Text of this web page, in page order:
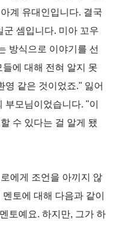
계 유대인입니다. 결국
셈입니다. 미아 꼬우
방식으로 이야기를 선
에 대해 전혀 알지 못
영 같은 것이었죠." 잃어
부모님이었습니다. "이
수 있다는 걸 알게 됐
에게 조언을 아끼지 않
토에 대해 다음과 같이
토예요. 하지만, 그가 하